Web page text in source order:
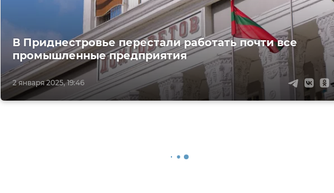
2 января 2025, 19:46
В Приднестровье перестали работать почти все
промышленные предприятия